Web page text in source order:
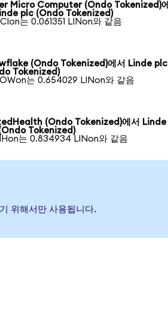
Micro Computer (Ondo Tokenized)에
plc (Ondo Tokenized)
는 0.061351 LINon와 같음
(Ondo Tokenized)에서 Linde plc
Tokenized)
는 0.654029 LINon와 같음
(Ondo Tokenized)에서 Linde
Tokenized)
는 0.834934 LINon와 같음
위해서만 사용됩니다.